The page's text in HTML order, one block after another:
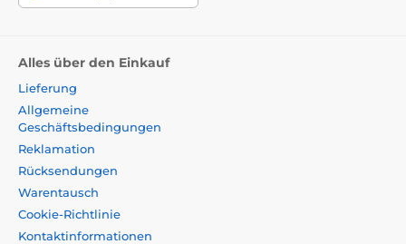
Alles über den Einkauf
Lieferung
Allgemeine
Geschäftsbedingungen
Reklamation
Rücksendungen
Warentausch
Cookie-Richtlinie
Kontaktinformationen